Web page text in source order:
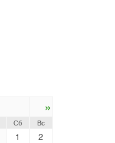
»
Сб Вс
1
2